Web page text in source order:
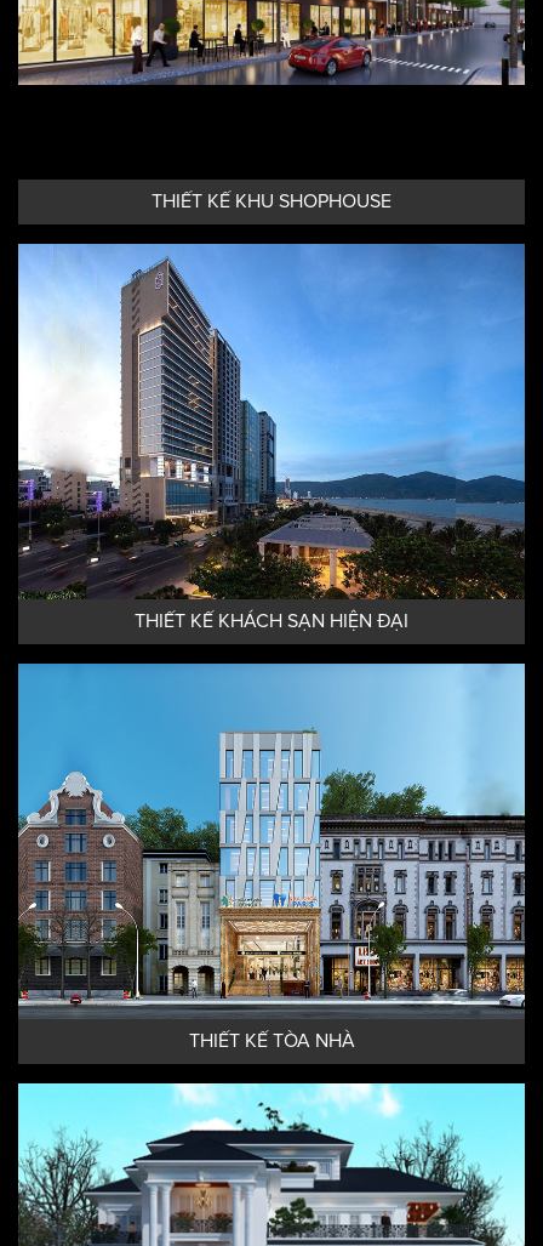
THIẾT KẾ KHU SHOPHOUSE
THIẾT KẾ TÒA NHÀ